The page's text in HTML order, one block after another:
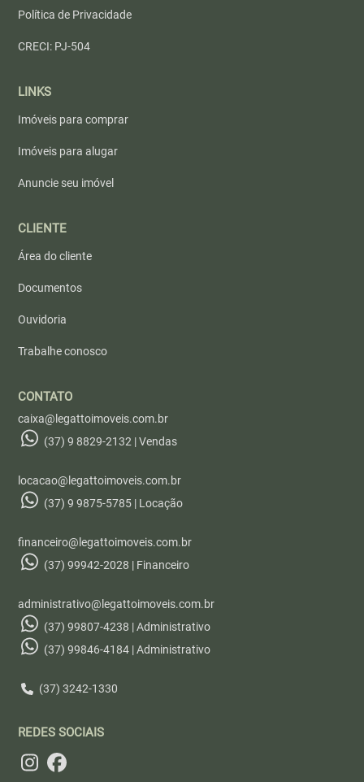
Política de Privacidade
CRECI: PJ-504
LINKS
Imóveis para comprar
Imóveis para alugar
Anuncie seu imóvel
CLIENTE
Área do cliente
Documentos
Ouvidoria
Trabalhe conosco
CONTATO
caixa@legattoimoveis.com.br
(37) 9 8829-2132 | Vendas
locacao@legattoimoveis.com.br
(37) 9 9875-5785 | Locação
financeiro@legattoimoveis.com.br
(37) 99942-2028 | Financeiro
administrativo@legattoimoveis.com.br
(37) 99807-4238 | Administrativo
(37) 99846-4184 | Administrativo
(37) 3242-1330
REDES SOCIAIS